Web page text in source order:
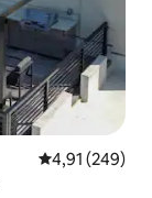
4,91 af 5 í
4,91 (249)